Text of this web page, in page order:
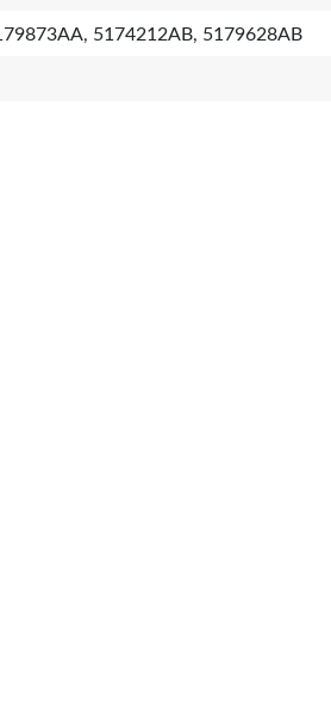
5174212AB, 5179628AB